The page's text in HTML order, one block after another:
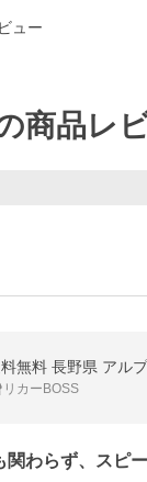
ュー
商品レ
無料 長野県 アル
リカーBOSS
関わらず、スピ